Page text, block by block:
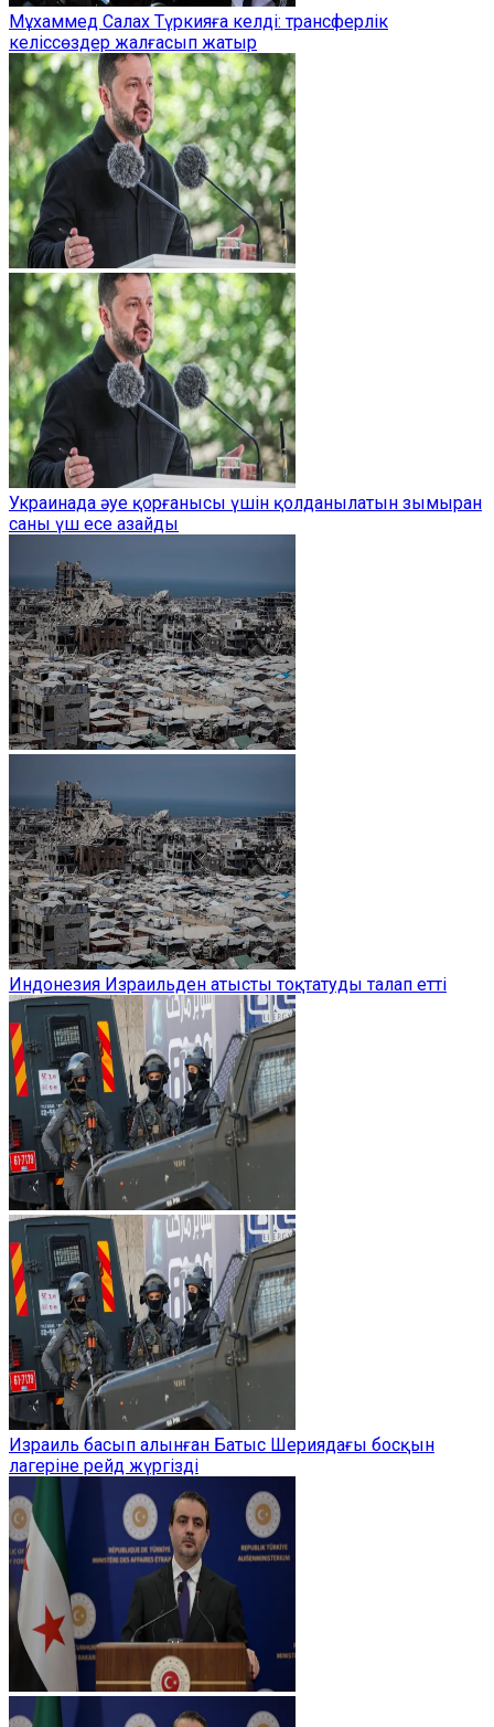
Мұхаммед Салах Түркияға келді: трансферлік
келіссөздер жалғасып жатыр
Украинада әуе қорғанысы үшін қолданылатын зымыран
саны үш есе азайды
Индонезия Израильден атысты тоқтатуды талап етті
Израиль басып алынған Батыс Шериядағы босқын
лагеріне рейд жүргізді